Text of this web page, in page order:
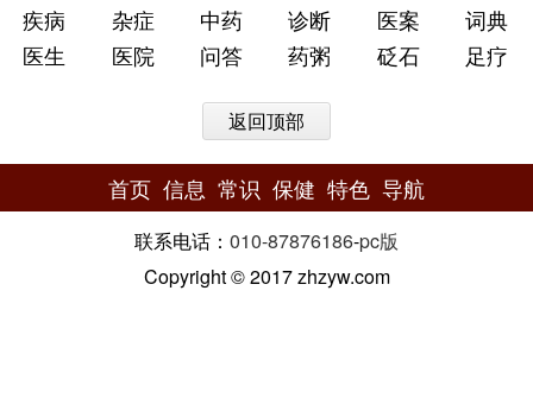
疾病
杂症 中药 诊断 医案
词典
医生
医院 问答 药粥 砭石 足疗
返回顶部
首页 信息 常识 保健 特色 导航
联系电话： 010-87876186-pc版
Copyright © 2017 zhzyw.com